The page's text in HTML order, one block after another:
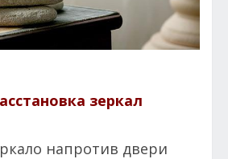
зеркал
напротив двери